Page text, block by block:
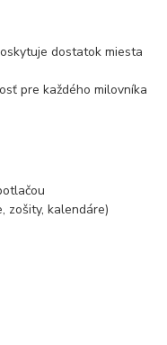
dostatok miesta
pre každého milovníka
zošity, kalendáre)